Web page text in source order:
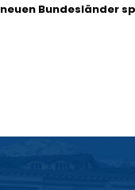
Bundesländer